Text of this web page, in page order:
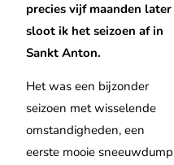
precies vijf maanden later
sloot ik het seizoen af in
Sankt Anton.
Het was een bijzonder
seizoen met wisselende
omstandigheden, een
eerste mooie sneeuwdump